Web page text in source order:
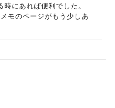
にあれば便利でした。
モのページがもう少しあ